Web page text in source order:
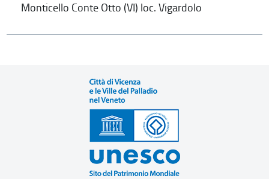
Monticello Conte Otto (VI) loc. Vigardolo